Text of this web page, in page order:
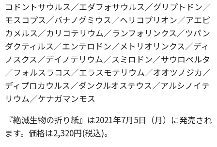
コドントサウルス／エダフォサウルス／グリプトドン／
モスコプス／バナノグミウス／ヘリコプリオン／アエピ
カメルス／カリコテリウム／ランフォリンクス／ツパン
ダクティルス／エンテロドン／メトリオリンクス／ディ
ノスクス／デイノテリウム／スミロドン／サウロペルタ
／フォルスラコス／エラスモテリウム／オオツノジカ／
ディプロカウルス／ダンクルオステウス／アルシノイテ
リウム／ケナガマンモス
『絶滅生物の折り紙』は2021年7月5日（月）に発売され
ます。価格は2,320円(税込)。